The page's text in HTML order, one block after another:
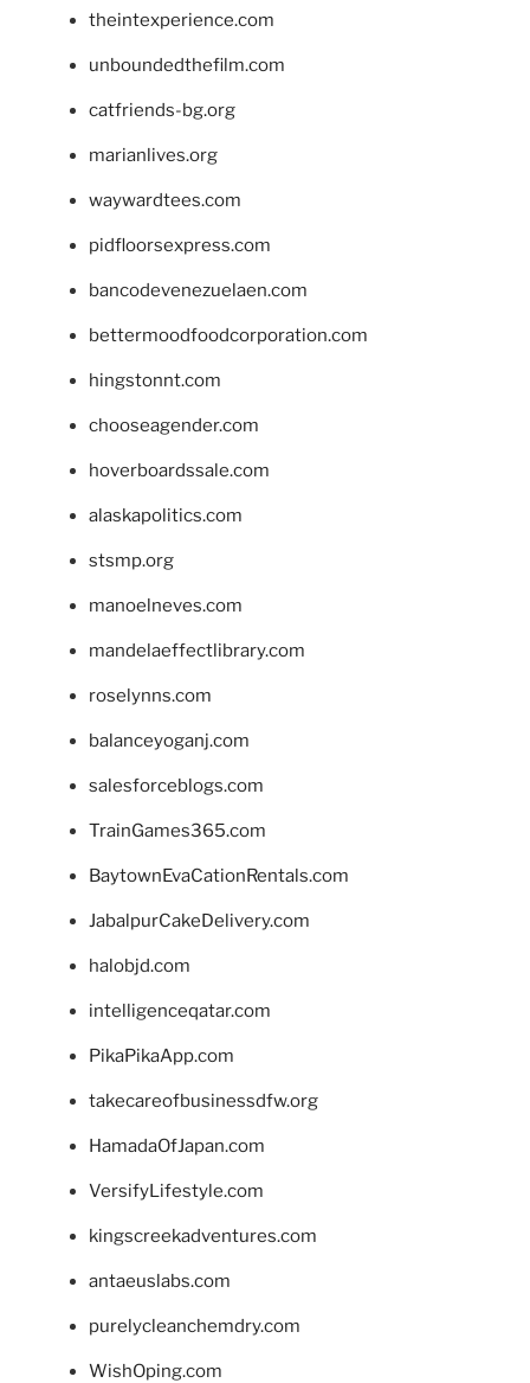
theintexperience.com
unboundedthefilm.com
catfriends-bg.org
marianlives.org
waywardtees.com
pidfloorsexpress.com
bancodevenezuelaen.com
bettermoodfoodcorporation.com
hingstonnt.com
chooseagender.com
hoverboardssale.com
alaskapolitics.com
stsmp.org
manoelneves.com
mandelaeffectlibrary.com
roselynns.com
balanceyoganj.com
salesforceblogs.com
TrainGames365.com
BaytownEvaCationRentals.com
JabalpurCakeDelivery.com
halobjd.com
intelligenceqatar.com
PikaPikaApp.com
takecareofbusinessdfw.org
HamadaOfJapan.com
VersifyLifestyle.com
kingscreekadventures.com
antaeuslabs.com
purelycleanchemdry.com
WishOping.com